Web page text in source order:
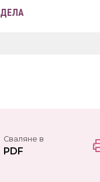
Сваляне в
PDF